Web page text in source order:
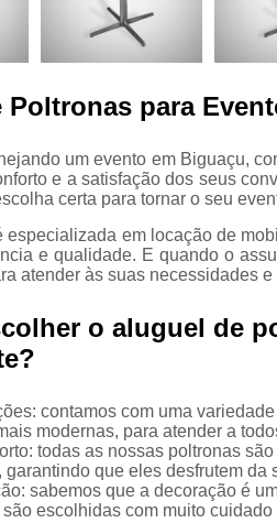
Aluguel de
Aluguel de
Decorações
para
Empresa de
aluguel de
Locação de
Locação de
cadeiras
para
eventos
Locação de
Poltronas para
um evento em Biguaçu,
e a satisfação dos seus
certa para tornar o seu
especializada em locação de
e qualidade. E quando o
atender às suas necessidades
o aluguel de
contamos com uma
modernas, para atender a
todas as nossas poltronas
que eles desfrutem da
sabemos que a decoração é
escolhidas com muito